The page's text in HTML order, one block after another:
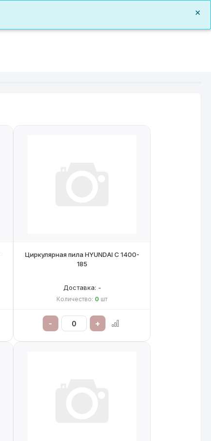
Циркулярная пила HYUNDAI C 1400-
185
Доставка: -
Количество: 0 шт
- +